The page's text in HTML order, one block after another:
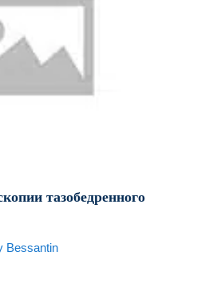
тазобедренного
Bessantin